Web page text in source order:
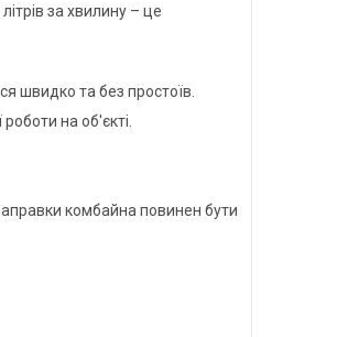
за хвилину – це
швидко та без простоїв.
на об'єкті.
комбайна повинен бути